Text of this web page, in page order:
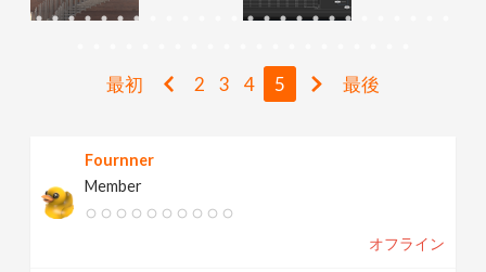
a
g
最初 2 3 4 5 最後
Fournner
Member
オフライン